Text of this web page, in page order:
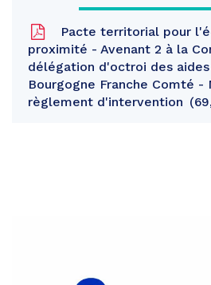
Pacte territorial pour
proximité - Avenant 2 à la
délégation d'octroi des
Bourgogne Franche Comté
règlement d'intervention
Partager